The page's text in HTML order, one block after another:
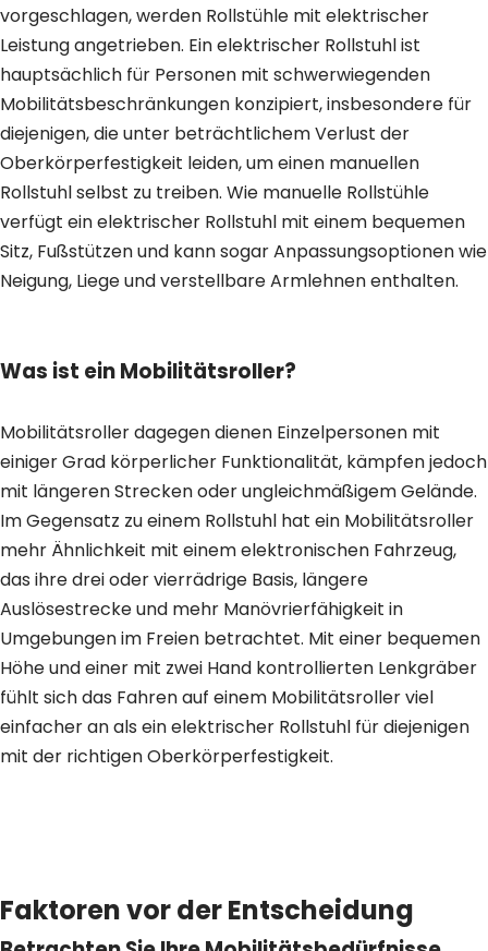
vorgeschlagen, werden Rollstühle mit elektrischer
Leistung angetrieben. Ein elektrischer Rollstuhl ist
hauptsächlich für Personen mit schwerwiegenden
Mobilitätsbeschränkungen konzipiert, insbesondere für
diejenigen, die unter beträchtlichem Verlust der
Oberkörperfestigkeit leiden, um einen manuellen
Rollstuhl selbst zu treiben. Wie manuelle Rollstühle
verfügt ein elektrischer Rollstuhl mit einem bequemen
Sitz, Fußstützen und kann sogar Anpassungsoptionen wie
Neigung, Liege und verstellbare Armlehnen enthalten.
Was ist ein Mobilitätsroller?
Mobilitätsroller dagegen dienen Einzelpersonen mit
einiger Grad körperlicher Funktionalität, kämpfen jedoch
mit längeren Strecken oder ungleichmäßigem Gelände.
Im Gegensatz zu einem Rollstuhl hat ein Mobilitätsroller
mehr Ähnlichkeit mit einem elektronischen Fahrzeug,
das ihre drei oder vierrädrige Basis, längere
Auslösestrecke und mehr Manövrierfähigkeit in
Umgebungen im Freien betrachtet. Mit einer bequemen
Höhe und einer mit zwei Hand kontrollierten Lenkgräber
fühlt sich das Fahren auf einem Mobilitätsroller viel
einfacher an als ein elektrischer Rollstuhl für diejenigen
mit der richtigen Oberkörperfestigkeit.
Faktoren vor der Entscheidung